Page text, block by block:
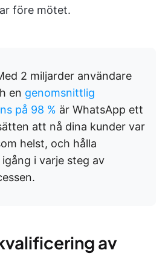
före mötet.
2 miljarder användare
en genomsnittlig
på 98 % är WhatsApp ett
att nå dina kunder var
helst, och hålla
i varje steg av
av